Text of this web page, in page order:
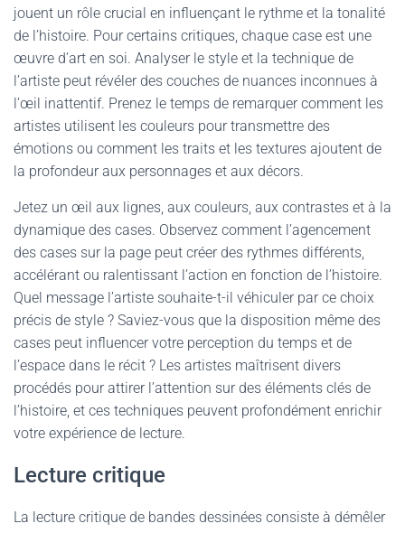
jouent un rôle crucial en influençant le rythme et la tonalité
de l’histoire. Pour certains critiques, chaque case est une
œuvre d’art en soi. Analyser le style et la technique de
l’artiste peut révéler des couches de nuances inconnues à
l’œil inattentif. Prenez le temps de remarquer comment les
artistes utilisent les couleurs pour transmettre des
émotions ou comment les traits et les textures ajoutent de
la profondeur aux personnages et aux décors.
Jetez un œil aux lignes, aux couleurs, aux contrastes et à la
dynamique des cases. Observez comment l’agencement
des cases sur la page peut créer des rythmes différents,
accélérant ou ralentissant l’action en fonction de l’histoire.
Quel message l’artiste souhaite-t-il véhiculer par ce choix
précis de style ? Saviez-vous que la disposition même des
cases peut influencer votre perception du temps et de
l’espace dans le récit ? Les artistes maîtrisent divers
procédés pour attirer l’attention sur des éléments clés de
l’histoire, et ces techniques peuvent profondément enrichir
votre expérience de lecture.
Lecture critique
La lecture critique de bandes dessinées consiste à démêler